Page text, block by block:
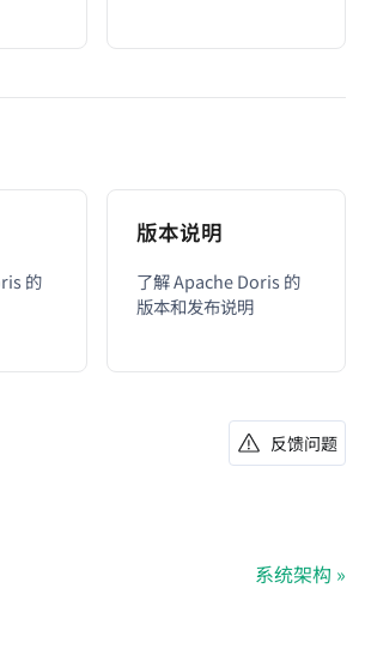
的
版本说明
了解 Apache Doris 的
版本和发布说明
反馈问题
系统架构